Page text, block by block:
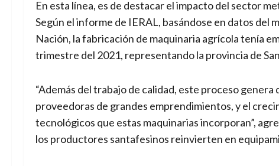
En esta línea, es de destacar el impacto del sector
Según el informe de IERAL, basándose en datos del
Nación, la fabricación de maquinaria agrícola tenía
trimestre del 2021, representando la provincia de
“Además del trabajo de calidad, este proceso
proveedoras de grandes emprendimientos, y el
tecnológicos que estas maquinarias incorporan”,
los productores santafesinos reinvierten en